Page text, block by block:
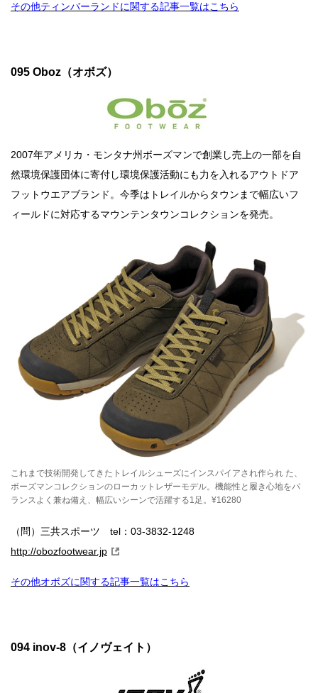
その他ティンバーランドに関する記事一覧はこちら
095 Oboz（オボズ）
2007年アメリカ・モンタナ州ボーズマンで創業し売上の一部を自
然環境保護団体に寄付し環境保護活動にも力を入れるアウトドア
フットウエアブランド。今季はトレイルからタウンまで幅広いフ
ィールドに対応するマウンテンタウンコレクションを発売。
これまで技術開発してきたトレイルシューズにインスパイアされ作られ た、
ボーズマンコレクションのローカットレザーモデル。機能性と履き心地をバ
ランスよく兼ね備え、幅広いシーンで活躍する1足。¥16280
（問）三共スポーツ tel：03-3832-1248
http://obozfootwear.jp
その他オボズに関する記事一覧はこちら
094 inov-8（イノヴェイト）